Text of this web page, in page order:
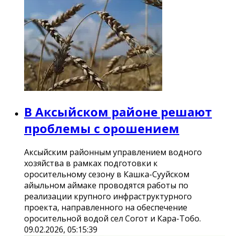
В Аксыйском районе решают
проблемы с орошением
Аксыйским районным управлением водного
хозяйства в рамках подготовки к
оросительному сезону в Кашка-Сууйском
айыльном аймаке проводятся работы по
реализации крупного инфраструктурного
проекта, направленного на обеспечение
оросительной водой сел Согот и Кара-Тобо.
09.02.2026, 05:15:39